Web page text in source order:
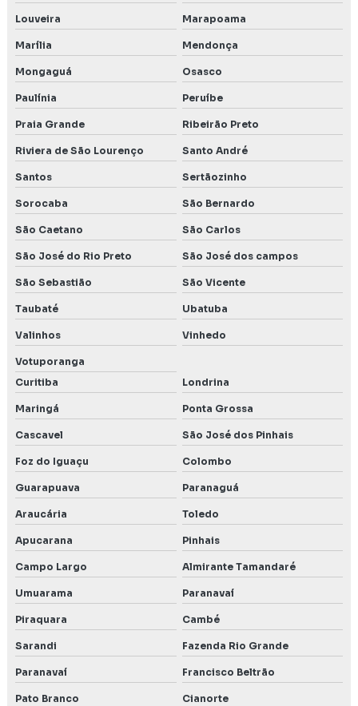
Preço estudo de impacto de vizinhança
Preço inventário florestal
Preço de licença ambiental
Projeto técnico de reconstituição da flora
Rca relatório de controle ambiental
Relatório ambiental
Relatório ambiental em Belo Horizonte MG
Relatório de controle ambiental
Relatório de impacto ambiental rima
Relatório e plano de controle ambiental
Renovação de licença ambiental
Rima relatório de impacto ambiental
Serviço de autorização para intervenções ambientais
Serviço de consultoria ambiental
Serviço de ensaio de estanqueidade de condutas
Serviço de licenciamento ambiental
Serviço de precend
Serviços de engenharia ambiental
Louveira Marapoama
Marília Mendonça
Mongaguá Osasco
Paulínia Peruíbe
Praia Grande Ribeirão Preto
Riviera de São Lourenço Santo André
Santos Sertãozinho
Sorocaba São Bernardo
São Caetano São Carlos
São José do Rio Preto São José dos campos
São Sebastião São Vicente
Taubaté Ubatuba
Valinhos Vinhedo
Votuporanga
Curitiba
Londrina
Maringá Ponta Grossa
Cascavel São José dos Pinhais
Foz do Iguaçu Colombo
Guarapuava Paranaguá
Araucária Toledo
Apucarana Pinhais
Campo Largo Almirante Tamandaré
Umuarama Paranavaí
Piraquara Cambé
Sarandi Fazenda Rio Grande
Paranavaí Francisco Beltrão
Pato Branco Cianorte